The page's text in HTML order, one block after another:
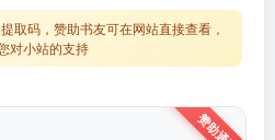
取码，赞助书友可在网站直接查看，
对小站的支持